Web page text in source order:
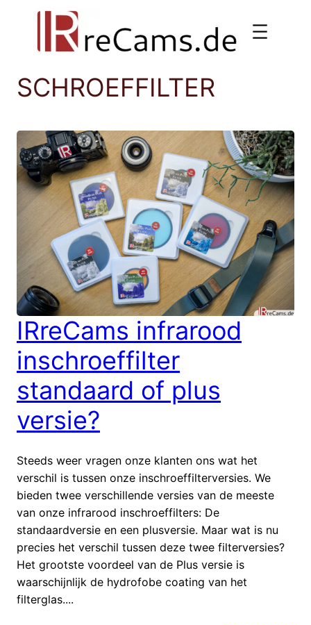
SCHROEFFILTER
IRreCams infrarood
inschroeffilter
standaard of plus
versie?
Steeds weer vragen onze klanten ons wat het
verschil is tussen onze inschroeffilterversies. We
bieden twee verschillende versies van de meeste
van onze infrarood inschroeffilters: De
standaardversie en een plusversie. Maar wat is nu
precies het verschil tussen deze twee filterversies?
Het grootste voordeel van de Plus versie is
waarschijnlijk de hydrofobe coating van het
filterglas....